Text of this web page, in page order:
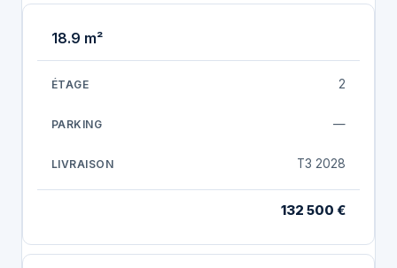
18.9 m²
2
—
T3 2028
132 500 €